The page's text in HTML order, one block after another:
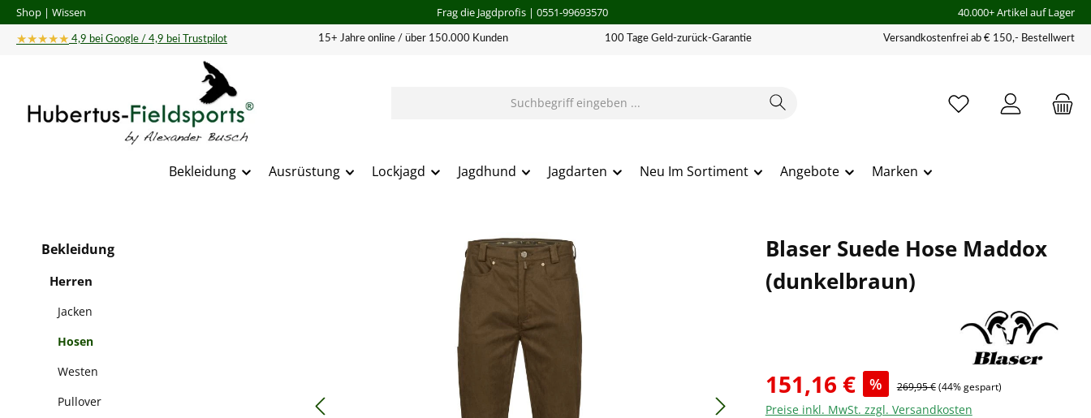
Hauptinhalt springen
Zur Suche springen
Zur Hauptnavigation springen
Shop | Wissen Frag die Jagdprofis| 0551-99693570 40.000+ Artikel auf Lager
★★★★★ 4,9 bei Google / 4,9 bei Trustpilot 15+ Jahre online / über 150.000 Kunden 100 Tage Geld-zurück-Garantie Versandkostenfrei ab € 150,- Bestellwert
Bekleidung Ausrüstung Lockjagd Jagdhund Jagdarten Neu Im Sortiment Angebote Marken
Bekleidung
Herren
Jacken
Hosen
Westen
Pullover
Blaser Suede Hose Maddox
(dunkelbraun)
151,16 € % 269,95 €(44% gespart)
Preise inkl. MwSt. zzgl. Versandkosten